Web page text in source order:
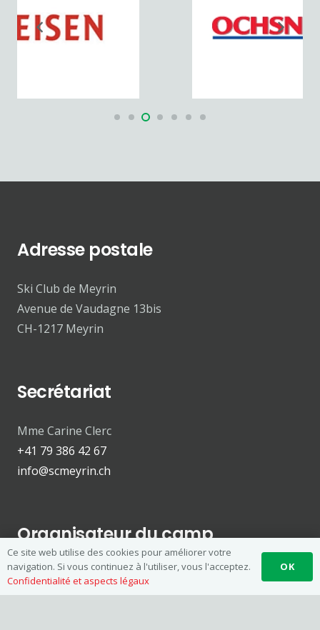
Adresse postale
Ski Club de Meyrin
Avenue de Vaudagne 13bis
CH-1217 Meyrin
Secrétariat
Mme Carine Clerc
+41 79 386 42 67
info@scmeyrin.ch
Organisateur du camp
Serge Nobile
+41 78 761 84 68
Ce site web utilise des cookies pour améliorer votre
navigation. Si vous continuez à l'utiliser, vous l'acceptez.
Confidentialité et aspects légaux
OK